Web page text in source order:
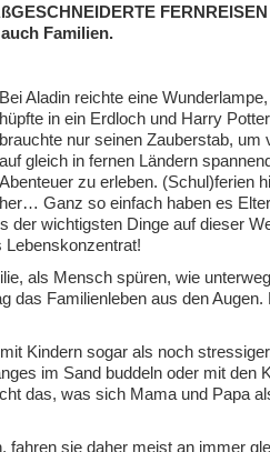
FERNREISEN
Familien.
Bei Aladin reichte eine
hüpfte in ein Erdloch und Harry Potter
brauchte nur seinen Zauberstab, um
auf gleich in fernen Ländern
Abenteuer zu erleben. (Schul)ferien
her… Ganz so einfach haben es
der wichtigsten Dinge auf dieser
Lebenskonzentrat!
als Mensch spüren, wie
das Familienleben aus den Augen.
Kindern sogar als noch
im Sand buddeln oder mit den
das, was sich Mama und Papa
fahren sie daher meist an immer